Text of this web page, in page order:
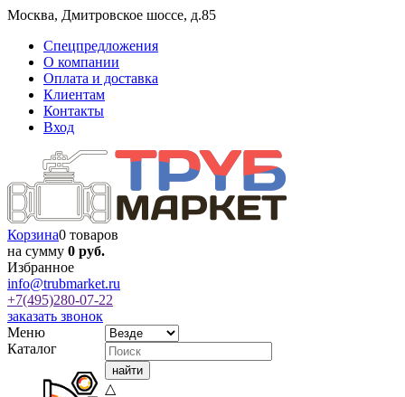
Москва, Дмитровское шоссе, д.85
Спецпредложения
О компании
Оплата и доставка
Клиентам
Контакты
Вход
Корзина0 товаров
на сумму 0 руб.
Избранное
info@trubmarket.ru
+7(495)280-07-22
заказать звонок
Меню
Каталог
△